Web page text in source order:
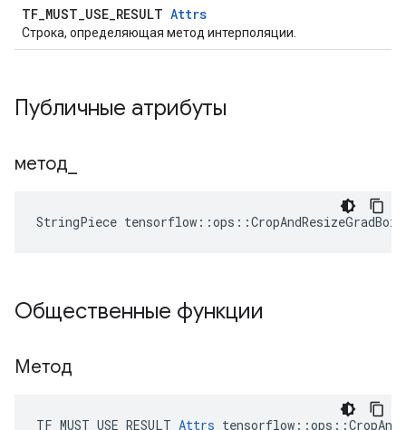
TF_MUST_USE_RESULT Attrs
Строка, определяющая метод интерполяции.
Публичные атрибуты
метод
StringPiece
Общественные функции
Метод
TF_MUST_USE_RESULT Attrs